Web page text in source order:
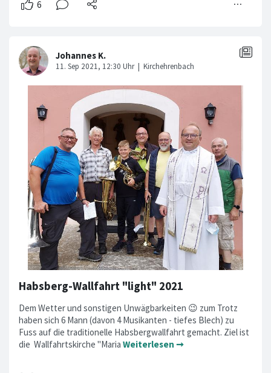
Habsberg-Wallfahrt "light" 2021
Dem Wetter und sonstigen Unwägbarkeiten 😉 zum Trotz
haben sich 6 Mann (davon 4 Musikanten - tiefes Blech) zu
Fuss auf die traditionelle Habsbergwallfahrt gemacht. Ziel ist
die Wallfahrtskirche "Maria Weiterlesen ➞